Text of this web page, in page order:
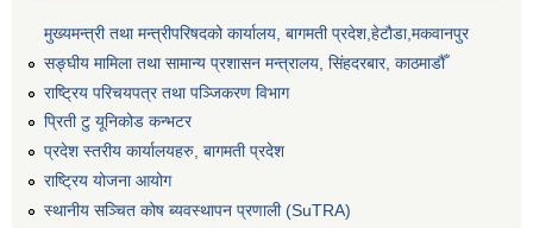
मुख्यमन्त्री तथा मन्त्रीपरिषदको कार्यालय, बागमती प्रदेश,हेटाैडा,मकवानपुर
सङ्‍घीय मामिला तथा सामान्य प्रशासन मन्त्रालय, सिंहदरबार, काठमाडौँ
राष्ट्रिय परिचयपत्र तथा पञ्जिकरण विभाग
प्रिती टु यूनिकोड कन्भटर
प्रदेश स्तरीय कार्यालयहरु, बागमती प्रदेश
राष्ट्रिय योजना आयोग
स्थानीय सञ्चित कोष ब्यवस्थापन प्रणाली (SuTRA)